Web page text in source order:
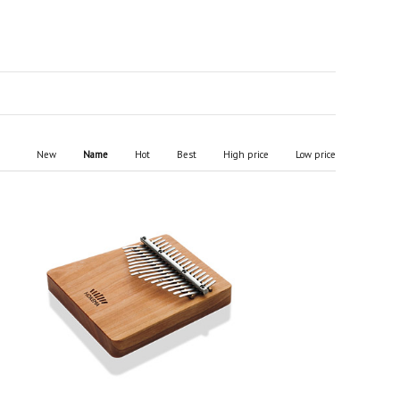
New Name Hot Best High price Low price